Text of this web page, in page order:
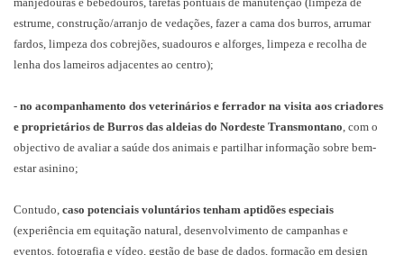
estrume, construção/arranjo de vedações, fazer a cama dos burros, arrumar
fardos, limpeza dos cobrejões, suadouros e alforges, limpeza e recolha de
lenha dos lameiros adjacentes ao centro);
- no acompanhamento dos veterinários e ferrador na visita aos criadores
e proprietários de Burros das aldeias do Nordeste Transmontano, com o
objectivo de avaliar a saúde dos animais e partilhar informação sobre bem-
estar asinino;
Contudo, caso potenciais voluntários tenham aptidões especiais
(experiência em equitação natural, desenvolvimento de campanhas e
eventos, fotografia e vídeo, gestão de base de dados, formação em design